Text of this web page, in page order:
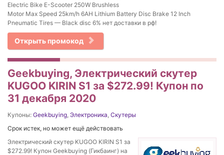
Electric Bike E-Scooter 250W Brushless
Motor Max Speed 25km/h 6AH Lithium Battery Disc Brake 12 Inch
Pneumatic Tires — Black disc 6% нет доставки в рф!
Открыть промокод
Geekbuying, Электрический скутер
KUGOO KIRIN S1 за $272.99! Купон по
31 декабря 2020
Купоны: Geekbuying, Электроника, Скутеры
Срок истек, но может ещё действовать
Электрический скутер KUGOO KIRIN S1 за
$272.99! Купон Geekbuying (Гикбаинг) на